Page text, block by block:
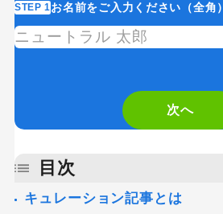
STEP 1お名前をご入力ください（全角）
are
次へ
目次
キュレーション記事とは